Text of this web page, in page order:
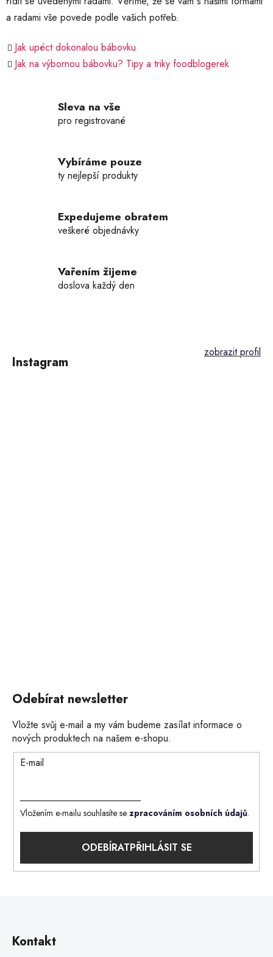
a radami vše povede podle vašich potřeb.
Jak upéct dokonalou bábovku
Jak na výbornou bábovku? Tipy a triky foodblogerek
Sleva na vše
pro registrované
Vybíráme pouze
ty nejlepší produkty
Expedujeme obratem
veškeré objednávky
Vařením žijeme
doslova každý den
Instagram
Odebírat newsletter
Vložte svůj e-mail a my vám budeme zasílat informace o
nových produktech na našem e-shopu.
E-mail
Vložením e-mailu souhlasíte se zpracováním osobních údajů.
PŘIHLÁSIT SE
Kontakt